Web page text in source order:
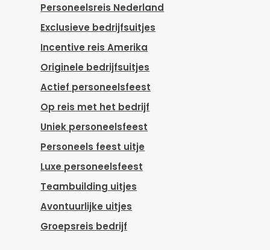
Personeelsreis Nederland
Exclusieve bedrijfsuitjes
Incentive reis Amerika
Originele bedrijfsuitjes
Actief personeelsfeest
Op reis met het bedrijf
Uniek personeelsfeest
Personeels feest uitje
Luxe personeelsfeest
Teambuilding uitjes
Avontuurlijke uitjes
Groepsreis bedrijf